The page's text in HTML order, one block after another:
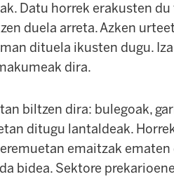
Datu horrek erakusten
duela arreta. Azken
dituela ikusten dugu.
dira.
biltzen dira: bulegoak,
ditugu lantaldeak.
emaitzak
bidea. Sektore